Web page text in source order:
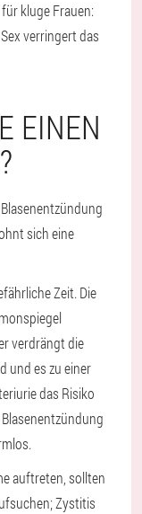
kluge Frauen:
verringert das
EINEN
sich eine
Zeit. Die
verdrängt die
und es zu einer
das Risiko
auftreten, sollten
Zystitis